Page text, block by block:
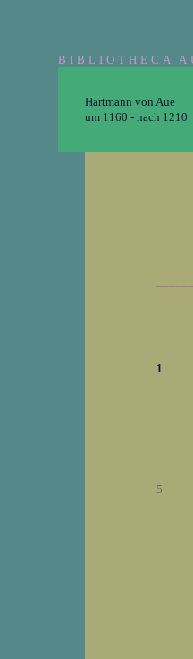
BIBLIOTHECA
Hartmann von Aue
um 1160 - nach 1210
1
5